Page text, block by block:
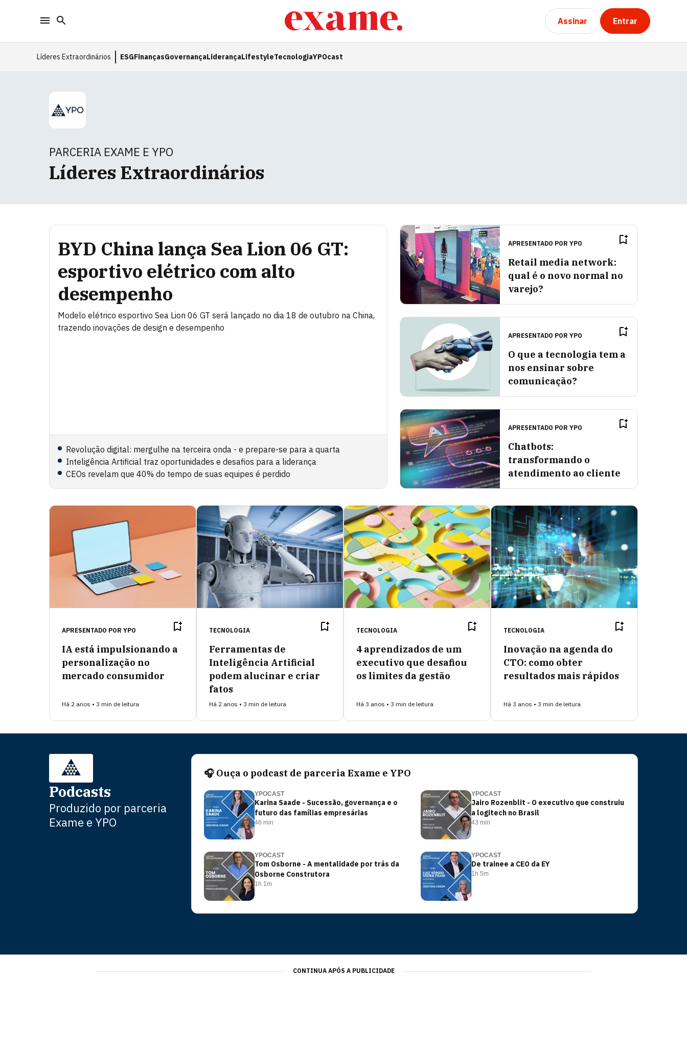
Assinar Entrar
Líderes Extraordinários ESGFinançasGovernançaLiderançaLifestyleTecnologiaYPOcast
PARCERIA EXAME E YPO
Líderes Extraordinários
BYD China lança Sea Lion 06 GT:
esportivo elétrico com alto
desempenho
Modelo elétrico esportivo Sea Lion 06 GT será lançado no dia 18 de outubro na China,
trazendo inovações de design e desempenho
Revolução digital: mergulhe na terceira onda - e prepare-se para a quarta
Inteligência Artificial traz oportunidades e desafios para a liderança
CEOs revelam que 40% do tempo de suas equipes é perdido
APRESENTADO POR YPO
Retail media network:
qual é o novo normal no
varejo?
APRESENTADO POR YPO
O que a tecnologia tem a
nos ensinar sobre
comunicação?
APRESENTADO POR YPO
Chatbots:
transformando o
atendimento ao cliente
APRESENTADO POR YPO
IA está impulsionando a
personalização no
mercado consumidor
Há 2 anos • 3 min de leitura
TECNOLOGIA
Ferramentas de
Inteligência Artificial
podem alucinar e criar
fatos
Há 2 anos • 3 min de leitura
TECNOLOGIA
4 aprendizados de um
executivo que desafiou
os limites da gestão
Há 3 anos • 3 min de leitura
TECNOLOGIA
Inovação na agenda do
CTO: como obter
resultados mais rápidos
Há 3 anos • 3 min de leitura
Podcasts
Produzido por parceria
Exame e YPO
🎧 Ouça o podcast de parceria Exame e YPO
YPOCAST
Karina Saade - Sucessão, governança e o
futuro das famílias empresárias
46 min
YPOCAST
Jairo Rozenblit - O executivo que construiu
a logitech no Brasil
43 min
YPOCAST
Tom Osborne - A mentalidade por trás da
Osborne Construtora
1h 1m
YPOCAST
De trainee a CEO da EY
1h 5m
CONTINUA APÓS A PUBLICIDADE